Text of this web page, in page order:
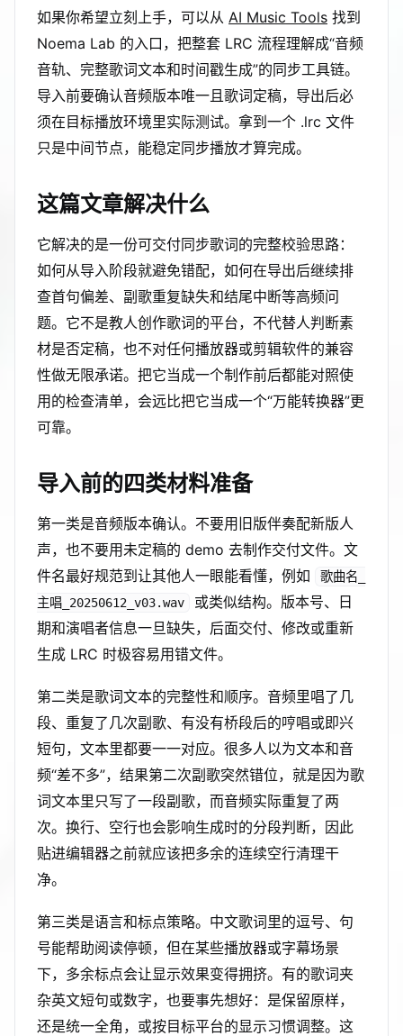
如果你希望立刻上手，可以从 AI Music Tools 找到
Noema Lab 的入口，把整套 LRC 流程理解成“音频
音轨、完整歌词文本和时间戳生成”的同步工具链。
导入前要确认音频版本唯一且歌词定稿，导出后必
须在目标播放环境里实际测试。拿到一个 .lrc 文件
只是中间节点，能稳定同步播放才算完成。
这篇文章解决什么
它解决的是一份可交付同步歌词的完整校验思路：
如何从导入阶段就避免错配，如何在导出后继续排
查首句偏差、副歌重复缺失和结尾中断等高频问
题。它不是教人创作歌词的平台，不代替人判断素
材是否定稿，也不对任何播放器或剪辑软件的兼容
性做无限承诺。把它当成一个制作前后都能对照使
用的检查清单，会远比把它当成一个“万能转换器”更
可靠。
导入前的四类材料准备
第一类是音频版本确认。不要用旧版伴奏配新版人
声，也不要用未定稿的 demo 去制作交付文件。文
件名最好规范到让其他人一眼能看懂，例如
歌曲名_
主唱_20250612_v03.wav
或类似结构。版本号、日
期和演唱者信息一旦缺失，后面交付、修改或重新
生成 LRC 时极容易用错文件。
第二类是歌词文本的完整性和顺序。音频里唱了几
段、重复了几次副歌、有没有桥段后的哼唱或即兴
短句，文本里都要一一对应。很多人以为文本和音
频“差不多”，结果第二次副歌突然错位，就是因为歌
词文本里只写了一段副歌，而音频实际重复了两
次。换行、空行也会影响生成时的分段判断，因此
贴进编辑器之前就应该把多余的连续空行清理干
净。
第三类是语言和标点策略。中文歌词里的逗号、句
号能帮助阅读停顿，但在某些播放器或字幕场景
下，多余标点会让显示效果变得拥挤。有的歌词夹
杂英文短句或数字，也要事先想好：是保留原样，
还是统一全角，或按目标平台的显示习惯调整。这